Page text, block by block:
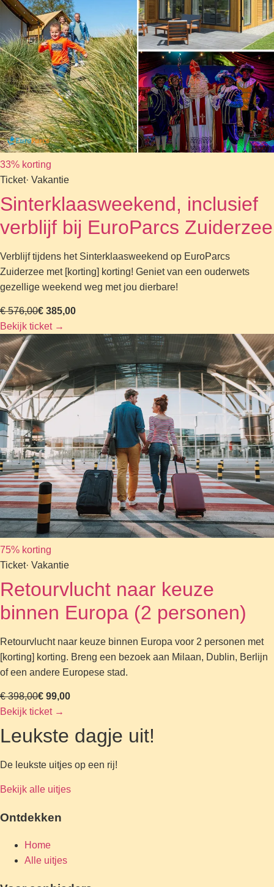
33% korting
Ticket· Vakantie
Sinterklaasweekend, inclusief
verblijf bij EuroParcs Zuiderzee
Verblijf tijdens het Sinterklaasweekend op EuroParcs
Zuiderzee met [korting] korting! Geniet van een ouderwets
gezellige weekend weg met jou dierbare!
€ 576,00€ 385,00
Bekijk ticket →
75% korting
Ticket· Vakantie
Retourvlucht naar keuze
binnen Europa (2 personen)
Retourvlucht naar keuze binnen Europa voor 2 personen met
[korting] korting. Breng een bezoek aan Milaan, Dublin, Berlijn
of een andere Europese stad.
€ 398,00€ 99,00
Bekijk ticket →
Leukste dagje uit!
De leukste uitjes op een rij!
Bekijk alle uitjes
Ontdekken
Home
Alle uitjes